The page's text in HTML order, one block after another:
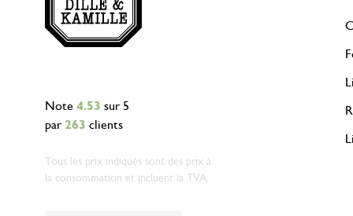
Note 4.53 sur 5
par 263 clients
Tous les prix indiqués sont des prix à
la consommation et incluent la TVA.